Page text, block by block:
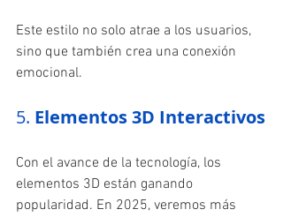
Este estilo no solo atrae a los usuarios,
sino que también crea una conexión
emocional.
5. Elementos 3D Interactivos
Con el avance de la tecnología, los
elementos 3D están ganando
popularidad. En 2025, veremos más